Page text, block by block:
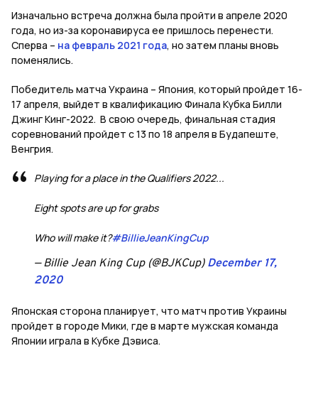
Изначально встреча должна была пройти в апреле 2020
года, но из-за коронавируса ее пришлось перенести.
Сперва – на февраль 2021 года, но затем планы вновь
поменялись.
Победитель матча Украина – Япония, который пройдет 16-
17 апреля, выйдет в квалификацию Финала Кубка Билли
Джинг Кинг-2022. В свою очередь, финальная стадия
соревнований пройдет с 13 по 18 апреля в Будапеште,
Венгрия.
Playing for a place in the Qualifiers 2022...
Eight spots are up for grabs
Who will make it?#BillieJeanKingCup
— Billie Jean King Cup (@BJKCup) December 17,
2020
Японская сторона планирует, что матч против Украины
пройдет в городе Мики, где в марте мужская команда
Японии играла в Кубке Дэвиса.